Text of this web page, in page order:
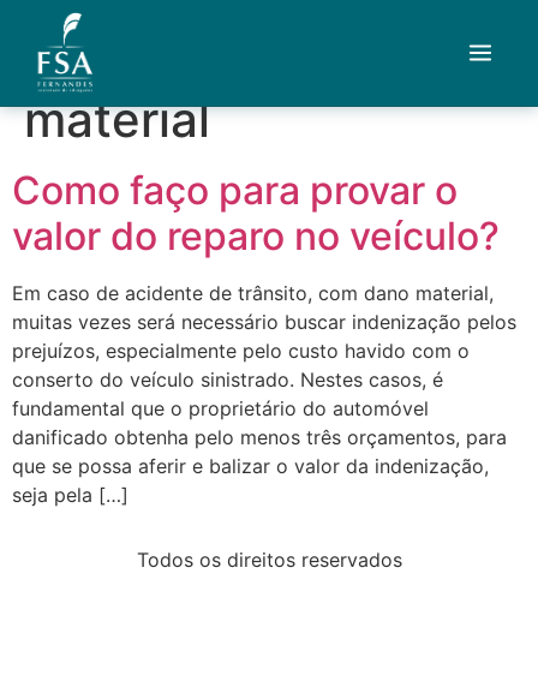
Quem Somos
Áreas de Atuação
Credenciais
Contato
Fale com um advogado
Tag:
material
Como faço para provar o
valor do reparo no veículo?
Em caso de acidente de trânsito, com dano material,
muitas vezes será necessário buscar indenização pelos
prejuízos, especialmente pelo custo havido com o
conserto do veículo sinistrado. Nestes casos, é
fundamental que o proprietário do automóvel
danificado obtenha pelo menos três orçamentos, para
que se possa aferir e balizar o valor da indenização,
seja pela […]
Todos os direitos reservados